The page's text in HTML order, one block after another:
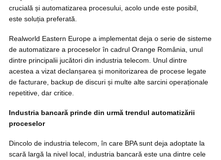
crucială și automatizarea procesului, acolo unde este posibil,
este soluția preferată.
Realworld Eastern Europe a implementat deja o serie de sisteme
de automatizare a proceselor în cadrul Orange România, unul
dintre principalii jucători din industria telecom. Unul dintre
acestea a vizat declanșarea și monitorizarea de procese legate
de facturare, backup de discuri și multe alte sarcini operaționale
repetitive, dar critice.
Industria bancară prinde din urmă trendul automatizării
proceselor
Dincolo de industria telecom, în care BPA sunt deja adoptate la
scară largă la nivel local, industria bancară este una dintre cele